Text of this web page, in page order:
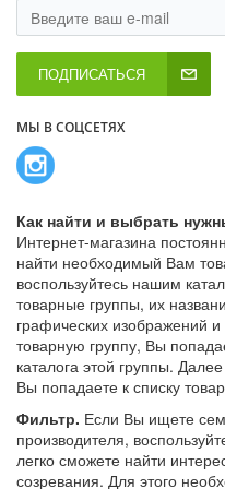
ПОДПИСАТЬСЯ
МЫ В СОЦСЕТЯХ
Как найти и выбрать
Интернет-магазина
найти необходимый Вам
воспользуйтесь нашим
товарные группы, их
графических изображений
товарную группу, Вы
каталога этой группы.
Вы попадаете к списку
Фильтр. Если Вы ищете
производителя,
легко сможете найти
созревания. Для этого